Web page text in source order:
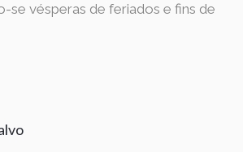
se vésperas de feriados e fins de